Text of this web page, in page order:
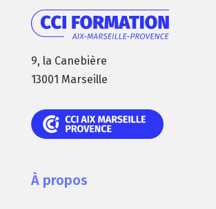
9, la Canebière
13001 Marseille
À propos